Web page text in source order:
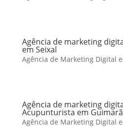
Agência de marketing
em Seixal
Agência de Marketing Digital
Agência de marketing
Acupunturista em
Agência de Marketing Digital